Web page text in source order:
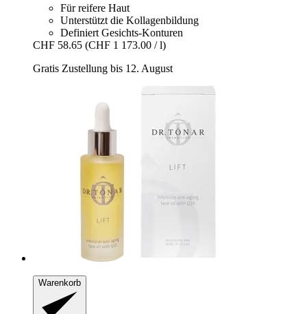
Für reifere Haut
Unterstützt die Kollagenbildung
Definiert Gesichts-Konturen
CHF 58.65 (CHF 1 173.00 / l)
Gratis Zustellung bis 12. August
Warenkorb